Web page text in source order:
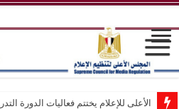
الأعلى للإعلام يختتم فعاليات الدورة